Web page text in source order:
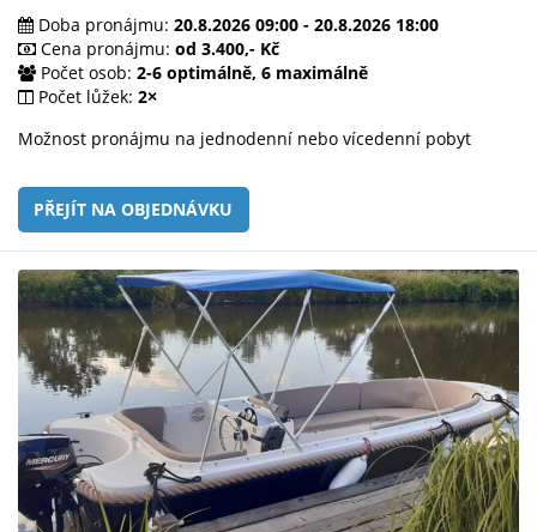
Doba pronájmu: 20.8.2026 09:00 - 20.8.2026 18:00
Cena pronájmu: od 3.400,- Kč
Počet osob: 2-6 optimálně, 6 maximálně
Počet lůžek: 2×
Možnost pronájmu na jednodenní nebo vícedenní pobyt
PŘEJÍT NA OBJEDNÁVKU